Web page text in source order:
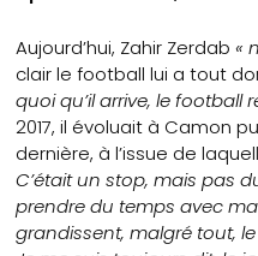
Aujourd’hui, Zahir Zerdab«
clair le football lui a tout
quoi qu’il arrive, le football
2017, il évoluait à Camon
dernière, à l’issue de
C’était un stop, mais pas
prendre du temps avec
grandissent, malgré tout,